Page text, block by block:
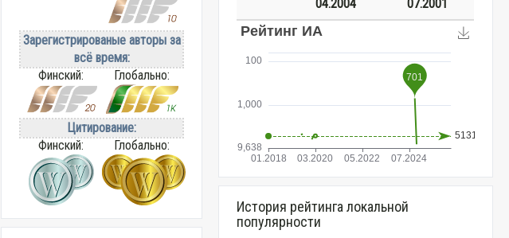
Зарегистрированые авторы за
всё время:
Финский:
Глобально:
Цитирование:
Финский:
Глобально:
04.2004 07.2001
История рейтинга локальной
популярности